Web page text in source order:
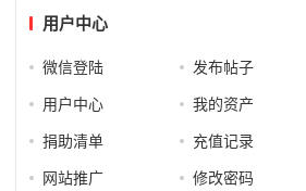
用户中心
微信登陆 发布帖子
用户中心 我的资产
捐助清单 充值记录
网站推广 修改密码